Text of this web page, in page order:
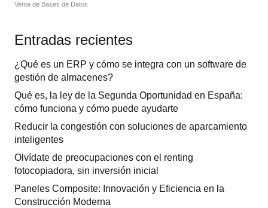
Venta de Bases de Datos
Entradas recientes
¿Qué es un ERP y cómo se integra con un software de
gestión de almacenes?
Qué es, la ley de la Segunda Oportunidad en España:
cómo funciona y cómo puede ayudarte
Reducir la congestión con soluciones de aparcamiento
inteligentes
Olvídate de preocupaciones con el renting
fotocopiadora, sin inversión inicial
Paneles Composite: Innovación y Eficiencia en la
Construcción Moderna